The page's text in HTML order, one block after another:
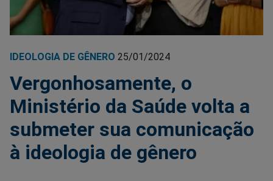
IDEOLOGIA DE GÊNERO 25/01/2024
Vergonhosamente, o
Ministério da Saúde volta a
submeter sua comunicação
à ideologia de gênero